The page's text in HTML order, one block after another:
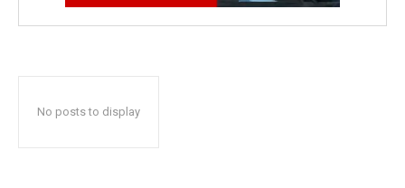
No posts to display